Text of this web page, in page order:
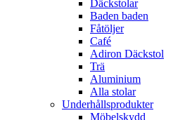
Däckstolar
Baden baden
Fåtöljer
Café
Adiron Däckstol
Trä
Aluminium
Alla stolar
Underhållsprodukter
Möbelskydd